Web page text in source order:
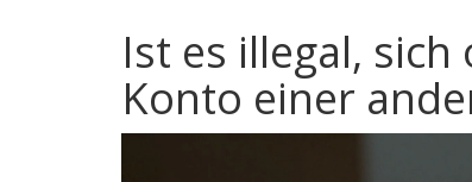
Ist es illegal,
Konto einer